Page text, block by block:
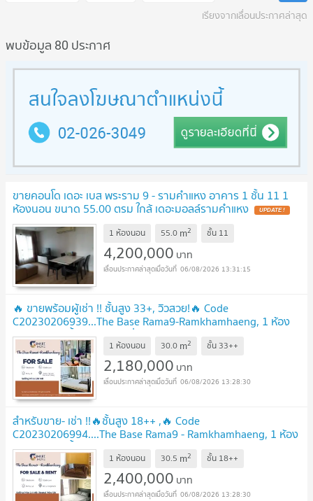
เรียงจากเลื่อนประกาศล่าสุด
พบข้อมูล 80 ประกาศ
ขายคอนโด เดอะ เบส พระราม 9 - รามคำแหง อาคาร 1 ชั้น 11 1
ห้องนอน ขนาด 55.00 ตรม ใกล้ เดอะมอลล์รามคำแหง UPDATE !
1 ห้องนอน 55.0 m2 ชั้น 11
4,200,000 บาท
06/08/2026 13:31:15
🔥 ขายพร้อมผู้เช่า !! ชั้นสูง 33+, วิวสวย!🔥 Code
C20230206939...The Base Rama9-Ramkhamhaeng, 1 ห้อง
นอน, 1 ห้องน้ำ, แต่งครบ, ต่ำกว่าราคาตลาด20%
1 ห้องนอน 30.0 m2 ชั้น 33++
2,180,000 บาท
06/08/2026 13:28:30
สำหรับขาย- เช่า !!🔥ชั้นสูง 18++ ,🔥 Code
C20230206994....The Base Rama9 - Ramkhamhaeng, 1 ห้อง
นอน, 1 ห้องน้ำ, แต่งครบ, พร้อมเข้าอยู่, ราคาพิเศษ!!📣📣
1 ห้องนอน 30.5 m2 ชั้น 18++
2,400,000 บาท
06/08/2026 13:28:30